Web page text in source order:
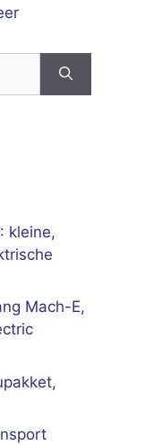
kleine,
Mach-E,